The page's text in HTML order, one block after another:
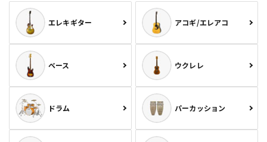
エレキギター アコギ/エレアコ
ベース ウクレレ
ドラム パーカッション